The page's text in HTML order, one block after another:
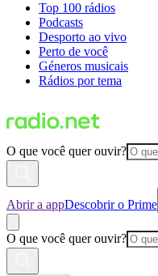
Top 100 rádios
Podcasts
Desporto ao vivo
Perto de você
Géneros musicais
Rádios por tema
O que você quer ouvir?
Abrir a appDescobrir o Prime
O que você quer ouvir?